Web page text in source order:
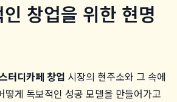
창업을 위한 현명
터디카페 창업 시장의 현주소와 그 속에
떻게 독보적인 성공 모델을 만들어가고